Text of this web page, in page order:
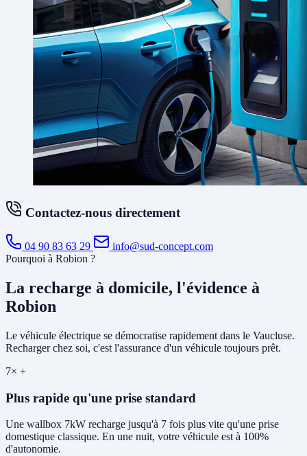
Contactez-nous directement
04 90 83 63 29
info@sud-concept.com
Pourquoi à Robion ?
La recharge à domicile, l'évidence à
Robion
Le véhicule électrique se démocratise rapidement dans le Vaucluse.
Recharger chez soi, c'est l'assurance d'un véhicule toujours prêt.
7× +
Plus rapide qu'une prise standard
Une wallbox 7kW recharge jusqu'à 7 fois plus vite qu'une prise
domestique classique. En une nuit, votre véhicule est à 100%
d'autonomie.